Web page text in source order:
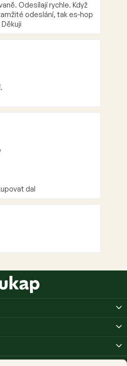
Odesílají rychle. Když
odeslání, tak es-hop
dal